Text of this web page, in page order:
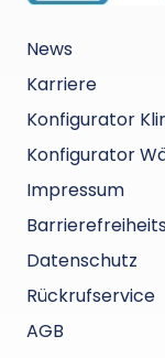
News
Karriere
Konfigurator
Konfigurator
Impressum
Datenschutz
Rückrufservice
AGB